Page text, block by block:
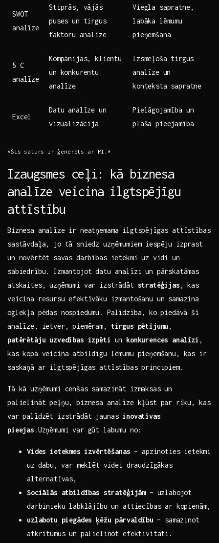
SWOT
analīze
Stiprās, vājās
puses un‌ tirgus
⁢faktoru analīze
Viegla sapratne,⁤
labāka lēmumu
pieņemšana
5 C
analīze
Kompānijas, klientu
un ‌konkurentu
analīze
Izsmeļoša ⁤tirgus
analīze ⁢un
konteksta sapratne
Excel
Datu analīze⁣ un
⁣vizualizācija
Pielāgojamība un
plaša pieejamība
*Šis saturs ir ⁣ģenerēts ar MI.*
Izaugsmes​ ceļi: kā biznesa
analīze veicina ⁢ilgtspējīgu
attīstību
Biznesa analīze ir neatņemama ilgtspējīgas attīstības
sastāvdaļa, ‍jo tā sniedz uzņēmumiem iespēju izprast
un novērtēt⁤ savas darbības ietekmi uz vidi un
sabiedrību. Izmantojot datu analīzi un ‍pārskatāmas
atskaites, uzņēmumi var ​izstrādāt stratēģijas , kas
veicina resursu efektīvāku izmantošanu un samazina
oglekļa pēdas nospiedumu. Palīdzība, ko⁤ piedāvā​ šī
analīze, ietver, piemēram, tirgus pētījumu ,
patērētāju uzvedības izpēti un konkurences analīzi ,
kas kopā veicina atbildīgu lēmumu pieņemšanu, kas ir
saskaņā ar ilgtspējīgas ​attīstības principiem.
Tā kā uzņēmumi cenšas samazināt izmaksas un
palielināt peļņu, biznesa analīze kļūst ​par ⁣rīku,​ kas
var palīdzēt izstrādāt jaunas inovatīvas
pieejas .Uzņēmumi ​var gūt labumu no:⁢
Vides ietekmes ⁤izvērtēšanas – apzinoties ietekmi
⁣uz dabu, var meklēt videi draudzīgākas
alternatīvas,
Sociālās atbildības stratēģijām– ​uzlabojot
darbinieku labklājību un attiecības ar kopienām,
uzlabotu piegādes ķēžu⁤ pārvaldību – samazinot
atkritumus un palielinot​ efektivitāti.